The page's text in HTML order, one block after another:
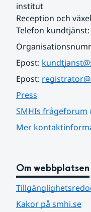
institut
Reception och
Telefon kundtjänst:
Epost:
Epost:
Press
SMHIs frågeforum
Mer
Om webbplatsen
Kakor på smhi.se